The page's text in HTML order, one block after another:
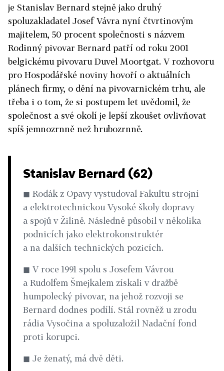
je Stanislav Bernard stejně jako druhý
spoluzakladatel Josef Vávra nyní čtvrtinovým
majitelem, 50 procent společnosti s názvem
Rodinný pivovar Bernard patří od roku 2001
belgickému pivovaru Duvel Moortgat. V rozhovoru
pro Hospodářské noviny hovoří o aktuálních
plánech firmy, o dění na pivovarnickém trhu, ale
třeba i o tom, že si postupem let uvědomil, že
společnost a své okolí je lepší zkoušet ovlivňovat
spíš jemnozrnně než hrubozrnně.
Stanislav Bernard (62)
◼ Rodák z Opavy vystudoval Fakultu strojní
a elektrotechnickou Vysoké školy dopravy
a spojů v Žilině. Následně působil v několika
podnicích jako elektrokonstruktér
a na dalších technických pozicích.
◼ V roce 1991 spolu s Josefem Vávrou
a Rudolfem Šmejkalem získali v dražbě
humpolecký pivovar, na jehož rozvoji se
Bernard dodnes podílí. Stál rovněž u zrodu
rádia Vysočina a spoluzaložil Nadační fond
proti korupci.
◼ Je ženatý, má dvě děti.